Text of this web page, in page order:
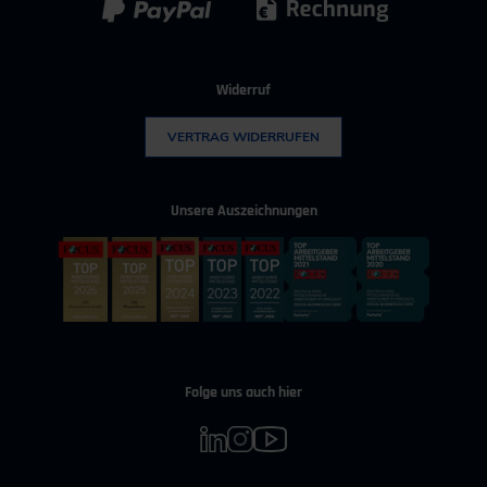
Widerruf
VERTRAG WIDERRUFEN
Unsere Auszeichnungen
Folge uns auch hier